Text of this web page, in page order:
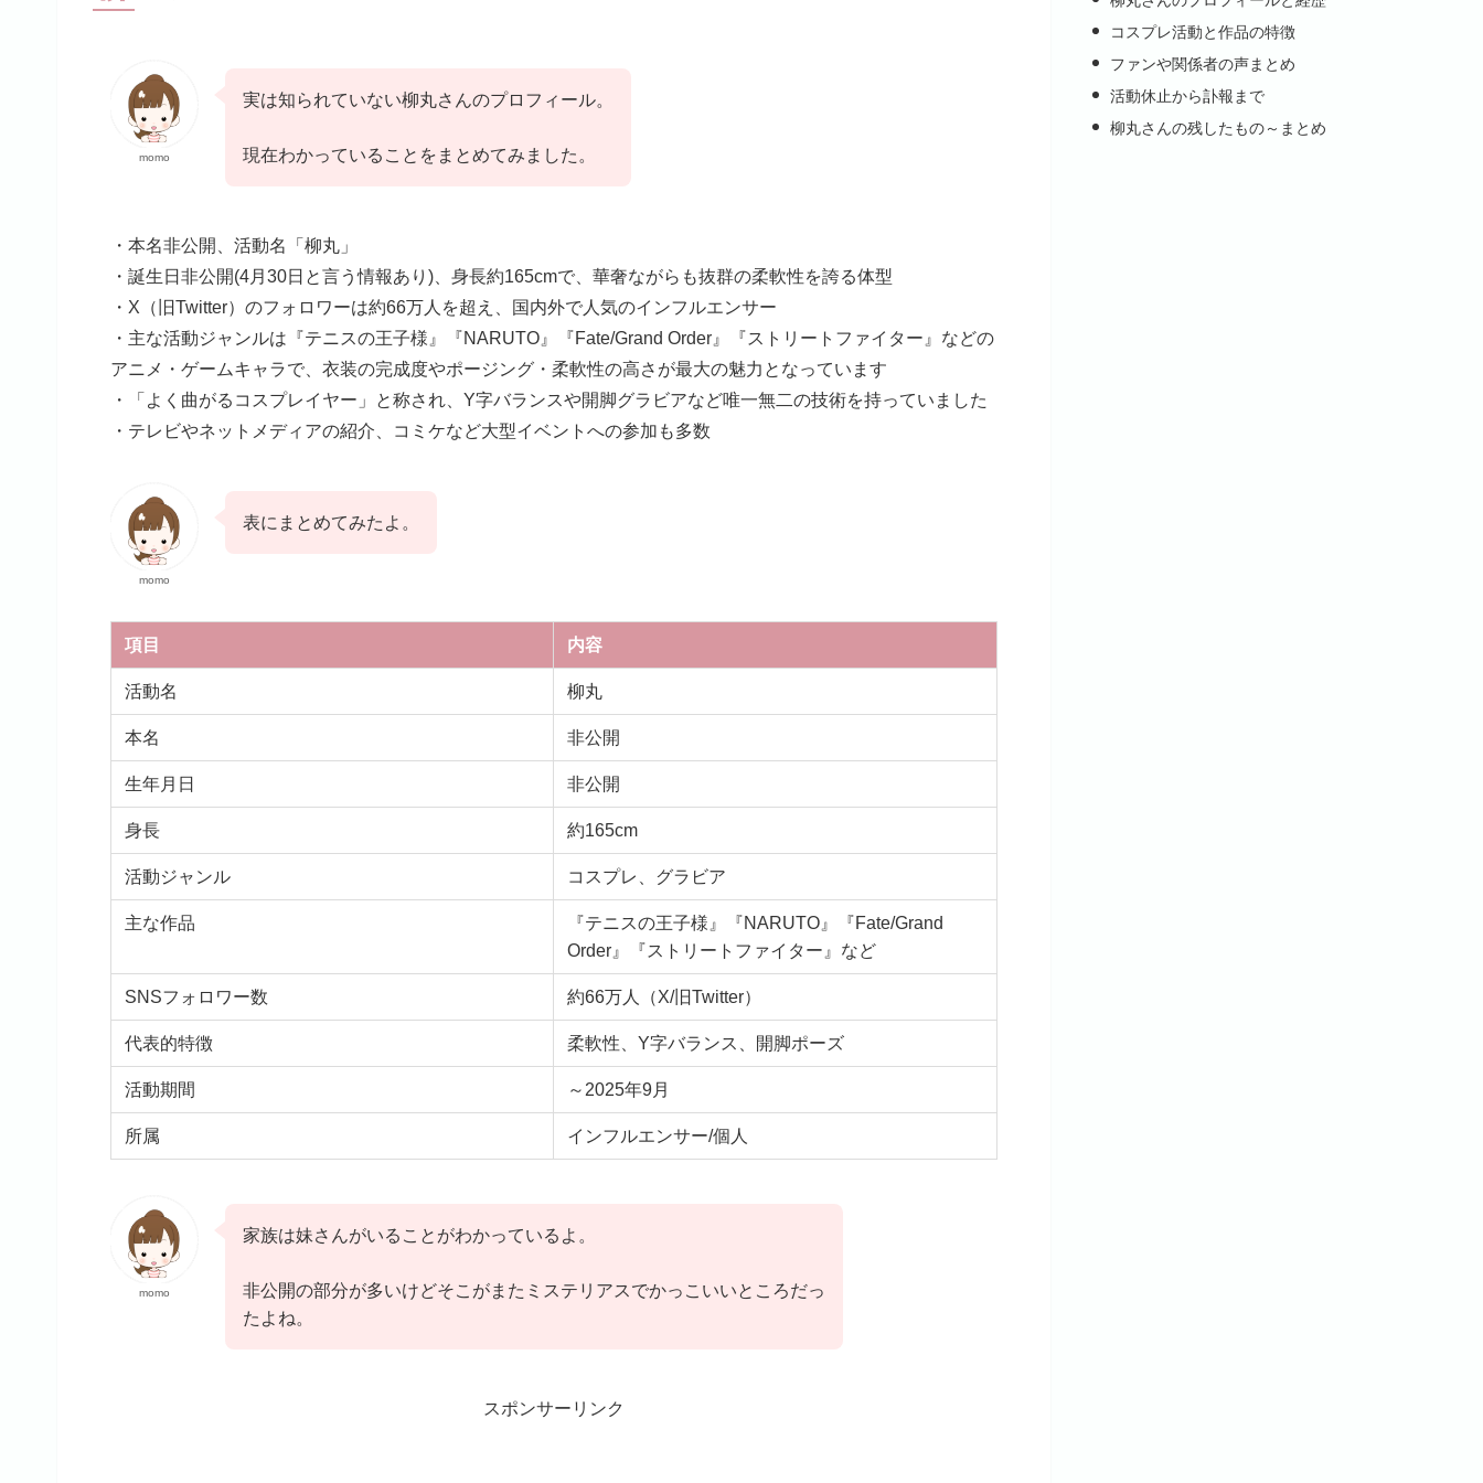
momo
実は知られていない柳丸さんのプロフィール。
現在わかっていることをまとめてみました。
・本名非公開、活動名「柳丸」
・誕生日非公開(4月30日と言う情報あり)、身長約165cmで、華奢ながらも抜群の柔軟性を誇る体型
・X（旧Twitter）のフォロワーは約66万人を超え、国内外で人気のインフルエンサー
・主な活動ジャンルは『テニスの王子様』『NARUTO』『Fate/Grand Order』『ストリートファイター』などの
アニメ・ゲームキャラで、衣装の完成度やポージング・柔軟性の高さが最大の魅力となっています
・「よく曲がるコスプレイヤー」と称され、Y字バランスや開脚グラビアなど唯一無二の技術を持っていました
・テレビやネットメディアの紹介、コミケなど大型イベントへの参加も多数
momo
表にまとめてみたよ。
項目 内容
活動名 柳丸
本名 非公開
生年月日 非公開
身長 約165cm
活動ジャンル コスプレ、グラビア
主な作品
『テニスの王子様』『NARUTO』『Fate/Grand
Order』『ストリートファイター』など
SNSフォロワー数 約66万人（X/旧Twitter）
代表的特徴 柔軟性、Y字バランス、開脚ポーズ
活動期間 ～2025年9月
所属 インフルエンサー/個人
momo
家族は妹さんがいることがわかっているよ。
非公開の部分が多いけどそこがまたミステリアスでかっこいいところだっ
たよね。
スポンサーリンク
コスプレ活動と作品の特徴
ファンや関係者の声まとめ
活動休止から訃報まで
柳丸さんの残したもの～まとめ